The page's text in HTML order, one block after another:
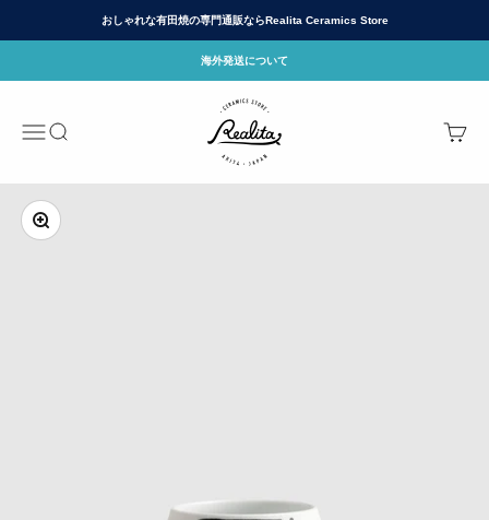
おしゃれな有田焼の専門通販ならRealita Ceramics Store
海外発送について
メニュー
検索
有田焼(ありたやき)の専門通販 Realita
カート
ズームイン